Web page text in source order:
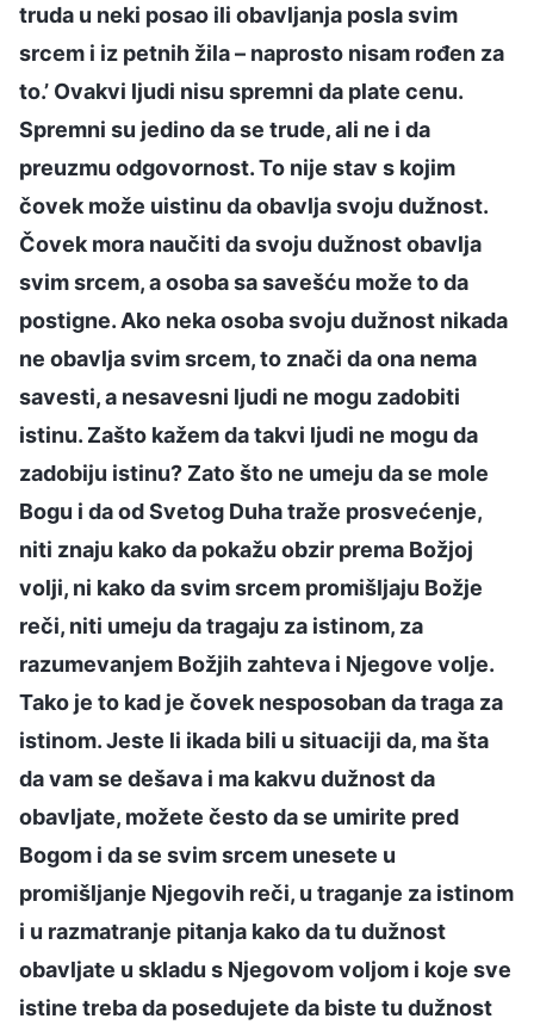
truda u neki posao ili obavljanja posla svim
srcem i iz petnih žila – naprosto nisam rođen za
to.’ Ovakvi ljudi nisu spremni da plate cenu.
Spremni su jedino da se trude, ali ne i da
preuzmu odgovornost. To nije stav s kojim
čovek može uistinu da obavlja svoju dužnost.
Čovek mora naučiti da svoju dužnost obavlja
svim srcem, a osoba sa savešću može to da
postigne. Ako neka osoba svoju dužnost nikada
ne obavlja svim srcem, to znači da ona nema
savesti, a nesavesni ljudi ne mogu zadobiti
istinu. Zašto kažem da takvi ljudi ne mogu da
zadobiju istinu? Zato što ne umeju da se mole
Bogu i da od Svetog Duha traže prosvećenje,
niti znaju kako da pokažu obzir prema Božjoj
volji, ni kako da svim srcem promišljaju Božje
reči, niti umeju da tragaju za istinom, za
razumevanjem Božjih zahteva i Njegove volje.
Tako je to kad je čovek nesposoban da traga za
istinom. Jeste li ikada bili u situaciji da, ma šta
da vam se dešava i ma kakvu dužnost da
obavljate, možete često da se umirite pred
Bogom i da se svim srcem unesete u
promišljanje Njegovih reči, u traganje za istinom
i u razmatranje pitanja kako da tu dužnost
obavljate u skladu s Njegovom voljom i koje sve
istine treba da posedujete da biste tu dužnost